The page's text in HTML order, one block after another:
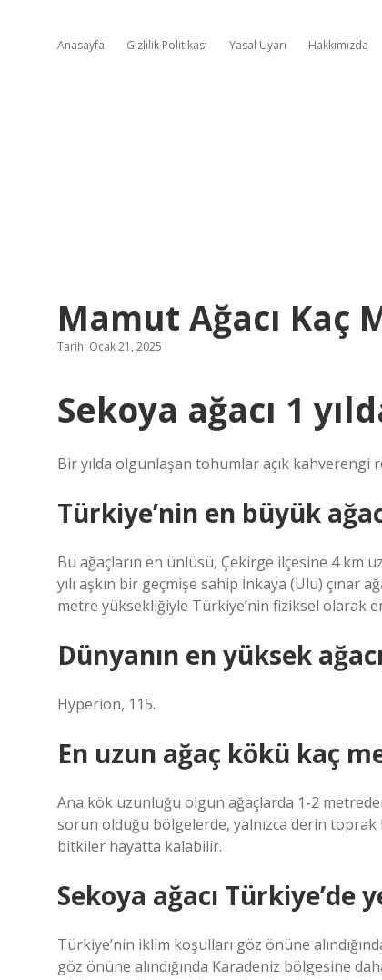
Anasayfa Gizlilik Politikası Yasal Uyarı Hakkımızda
Mamut Ağacı Kaç
Tarih: Ocak 21, 2025
Sekoya ağacı 1
Bir yılda olgunlaşan tohumlar açık
Türkiye’nin en büyük
Bu ağaçların en ünlüsü, Çekirge ilçesine 4 km
yılı aşkın bir geçmişe sahip İnkaya (Ulu) çınar
metre yüksekliğiyle Türkiye’nin fiziksel olarak
Dünyanın en yüksek
Hyperion, 115.
En uzun ağaç kökü kaç
Ana kök uzunluğu olgun ağaçlarda 1-2
sorun olduğu bölgelerde, yalnızca derin
bitkiler hayatta kalabilir.
Sekoya ağacı Türkiye’de
Türkiye’nin iklim koşulları göz önüne
göz önüne alındığında Karadeniz bölgesine